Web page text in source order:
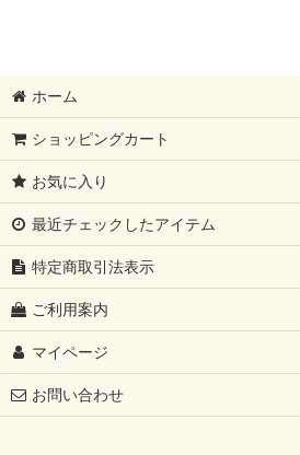
ラウンドファスナー長財布
スリムな長財布
二つ折り財布
三つ折りミニ財布
小銭入れ
ホーム
ショッピングカート
お気に入り
最近チェックしたアイテム
特定商取引法表示
ご利用案内
マイページ
お問い合わせ